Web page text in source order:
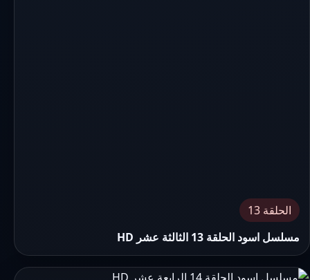
الحلقة 13
مسلسل اسود الحلقة 13 الثالثة عشر HD